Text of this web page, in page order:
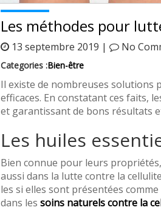
Les méthodes pour
13 septembre 2019 | No
Categories :Bien-être
Il existe de nombreuses solutions
efficaces. En constatant ces faits,
et garantissant de bons résultats
Les huiles
Bien connue pour leurs
aussi dans la lutte contre la
les si elles sont présentées
dans les soins naturels contre la